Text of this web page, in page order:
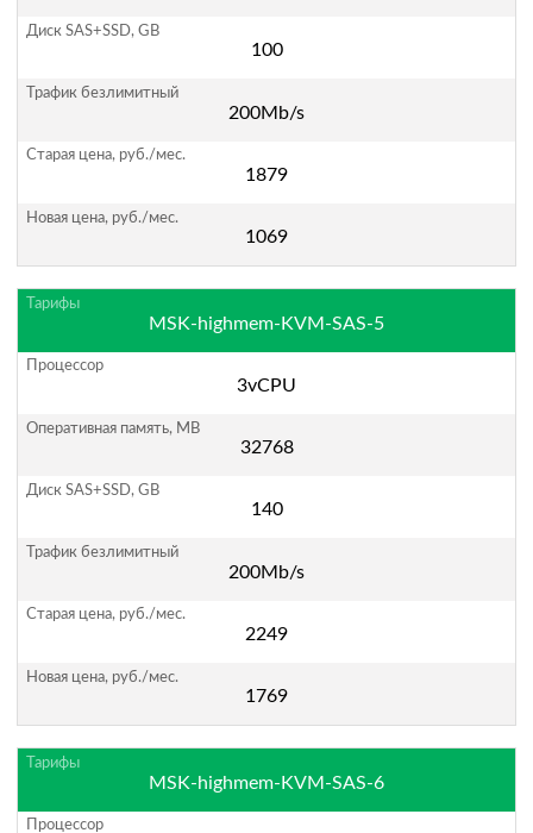
100
200Mb/s
1879
1069
MSK-highmem-KVM-SAS-5
3vCPU
32768
140
200Mb/s
2249
1769
MSK-highmem-KVM-SAS-6